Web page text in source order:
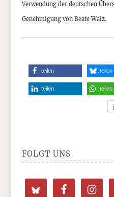
Verwendung der deutschen
Genehmigung von Beate Walz.
teilen teilen
teilen teilen
FOLGT UNS